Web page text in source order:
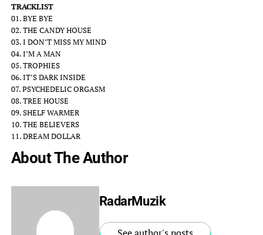
TRACKLIST
01. BYE BYE
02. THE CANDY HOUSE
03. I DON’T MISS MY MIND
04. I’M A MAN
05. TROPHIES
06. IT’S DARK INSIDE
07. PSYCHEDELIC ORGASM
08. TREE HOUSE
09. SHELF WARMER
10. THE BELIEVERS
11. DREAM DOLLAR
About The Author
RadarMuzik